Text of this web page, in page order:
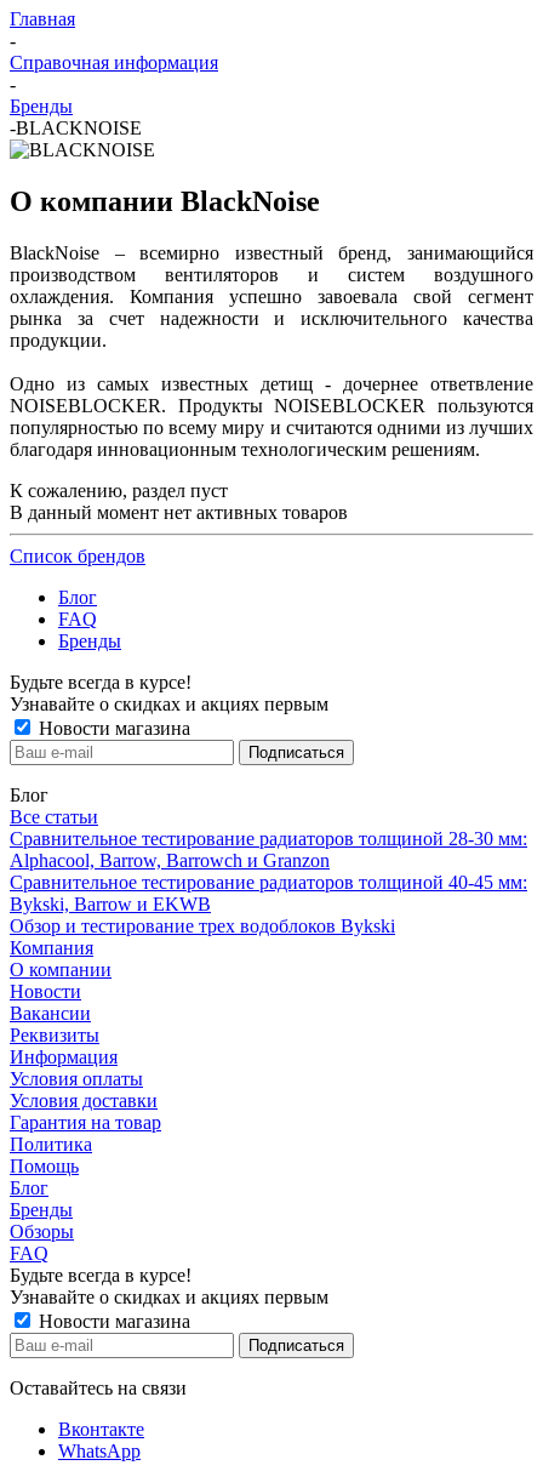
Главная
-
Справочная информация
-
Бренды
-BLACKNOISE
О компании BlackNoise
BlackNoise
– всемирно известный бренд, занимающийся
производством вентиляторов и систем воздушного
охлаждения. Компания успешно завоевала свой сегмент
рынка за счет надежности и исключительного качества
продукции.
Одно из самых известных детищ - дочернее ответвление
NOISEBLOCKER. Продукты NOISEBLOCKER пользуются
популярностью по всему миру и считаются одними из лучших
благодаря инновационным технологическим решениям.
К сожалению, раздел пуст
В данный момент нет активных товаров
Список брендов
Блог
FAQ
Бренды
Будьте всегда в курсе!
Узнавайте о скидках и акциях первым
Новости магазина
Блог
Все статьи
Сравнительное тестирование радиаторов толщиной 28-30 мм:
Alphacool, Barrow, Barrowch и Granzon
Сравнительное тестирование радиаторов толщиной 40-45 мм:
Bykski, Barrow и EKWB
Обзор и тестирование трех водоблоков Bykski
Компания
О компании
Новости
Вакансии
Реквизиты
Информация
Условия оплаты
Условия доставки
Гарантия на товар
Политика
Помощь
Блог
Бренды
Обзоры
FAQ
Будьте всегда в курсе!
Узнавайте о скидках и акциях первым
Новости магазина
Оставайтесь на связи
Вконтакте
WhatsApp